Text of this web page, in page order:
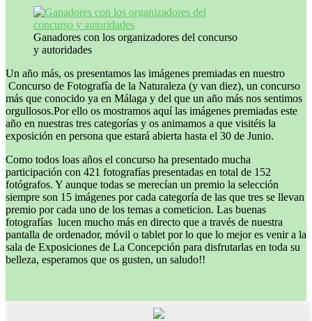
Ganadores con los organizadores del concurso
y autoridades
Un año más, os presentamos las imágenes premiadas en nuestro
Concurso de Fotografía de la Naturaleza (y van diez), un concurso
más que conocido ya en Málaga y del que un año más nos sentimos
orgullosos.Por ello os mostramos aquí las imágenes premiadas este
año en nuestras tres categorías y os animamos a que visitéis la
exposición en persona que estará abierta hasta el 30 de Junio.
Como todos loas años el concurso ha presentado mucha
participación con 421 fotografías presentadas en total de 152
fotógrafos. Y aunque todas se merecían un premio la selección
siempre son 15 imágenes por cada categoría de las que tres se llevan
premio por cada uno de los temas a cometicion. Las buenas
fotografías lucen mucho más en directo que a través de nuestra
pantalla de ordenador, móvil o tablet por lo que lo mejor es venir a la
sala de Exposiciones de La Concepción para disfrutarlas en toda su
belleza, esperamos que os gusten, un saludo!!